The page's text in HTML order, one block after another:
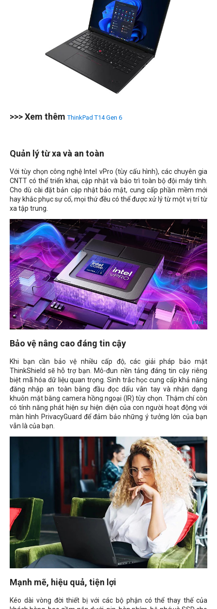
>>> Xem thêmThinkPad T14 Gen 6
Quản lý từ xa và an toàn
Với tùy chọn công nghệ Intel vPro (tùy cấu hình), các chuyên gia
CNTT có thể triển khai, cập nhật và bảo trì toàn bộ đội máy tính.
Cho dù cài đặt bản cập nhật bảo mật, cung cấp phần mềm mới
hay khắc phục sự cố, mọi thứ đều có thể được xử lý từ một vị trí từ
xa tập trung.
Bảo vệ nâng cao đáng tin cậy
Khi bạn cần bảo vệ nhiều cấp độ, các giải pháp bảo mật
ThinkShield sẽ hỗ trợ bạn. Mô-đun nền tảng đáng tin cậy riêng
biệt mã hóa dữ liệu quan trọng. Sinh trắc học cung cấp khả năng
đăng nhập an toàn bằng đầu đọc dấu vân tay và nhận dạng
khuôn mặt bằng camera hồng ngoại (IR) tùy chọn. Thậm chí còn
có tính năng phát hiện sự hiện diện của con người hoạt động với
màn hình PrivacyGuard để đảm bảo những ý tưởng lớn của bạn
vẫn là của bạn.
Mạnh mẽ, hiệu quả, tiện lợi
Kéo dài vòng đời thiết bị với các bộ phận có thể thay thế của